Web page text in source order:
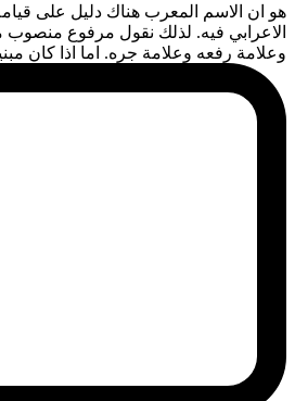
هو ان الاسم المعرب هناك دليل على
الاعرابي فيه. لذلك نقول مرفوع
وعلامة رفعه وعلامة جره. اما اذا كان